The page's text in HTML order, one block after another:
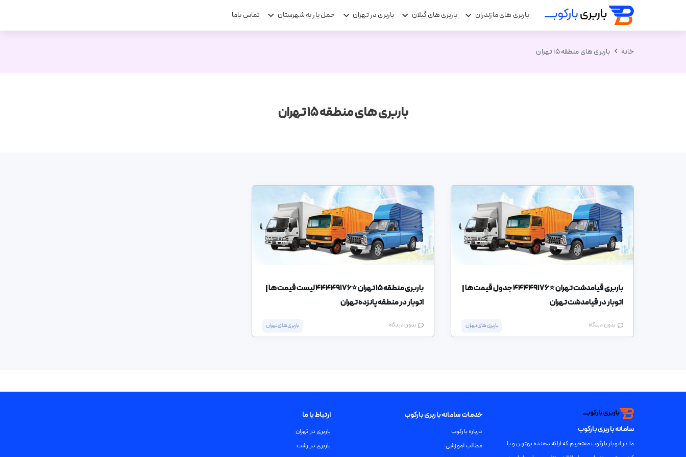
باربری های مازندران باربری های گیلان باربری در تهران حمل بار به شهرستان تماس باما
خانه باربری های منطقه 15 تهران
باربری های منطقه 15 تهران
باربری قیامدشت تهران ⭐️44449176 جدول قیمت ها |
اتوبار در قیامدشت تهران
بدون دیدگاه باربری های تهران
باربری منطقه 15 تهران ⭐️44449176 لیست قیمت ها |
اتوبار در منطقه پانزده تهران
بدون دیدگاه باربری های تهران
سامانه باربری بارکوب
ما در اتوبار بارکوب مفتخریم که ارائه دهنده بهترین و با
خدمات سامانه باربری بارکوب
درباره بارکوب
مطالب آموزشی
ارتباط با ما
باربری در تهران
باربری در رشت